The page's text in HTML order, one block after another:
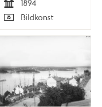
Ungdoms minnet år
1894 af J.L.F.
Tid
1894
Typ
Bildkonst